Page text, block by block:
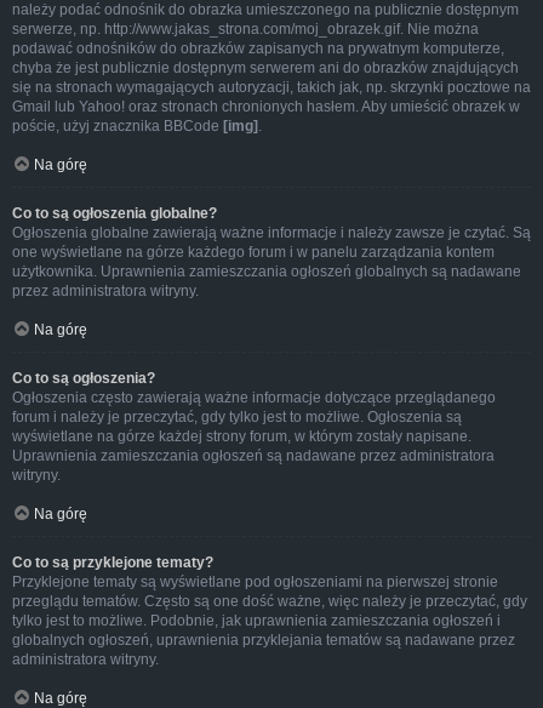
należy podać odnośnik do obrazka umieszczonego na publicznie dostępnym
serwerze, np. http://www.jakas_strona.com/moj_obrazek.gif. Nie można
podawać odnośników do obrazków zapisanych na prywatnym komputerze,
chyba że jest publicznie dostępnym serwerem ani do obrazków znajdujących
się na stronach wymagających autoryzacji, takich jak, np. skrzynki pocztowe na
Gmail lub Yahoo! oraz stronach chronionych hasłem. Aby umieścić obrazek w
poście, użyj znacznika BBCode [img] .
Na górę
Co to są ogłoszenia globalne?
Ogłoszenia globalne zawierają ważne informacje i należy zawsze je czytać. Są
one wyświetlane na górze każdego forum i w panelu zarządzania kontem
użytkownika. Uprawnienia zamieszczania ogłoszeń globalnych są nadawane
przez administratora witryny.
Na górę
Co to są ogłoszenia?
Ogłoszenia często zawierają ważne informacje dotyczące przeglądanego
forum i należy je przeczytać, gdy tylko jest to możliwe. Ogłoszenia są
wyświetlane na górze każdej strony forum, w którym zostały napisane.
Uprawnienia zamieszczania ogłoszeń są nadawane przez administratora
witryny.
Na górę
Co to są przyklejone tematy?
Przyklejone tematy są wyświetlane pod ogłoszeniami na pierwszej stronie
przeglądu tematów. Często są one dość ważne, więc należy je przeczytać, gdy
tylko jest to możliwe. Podobnie, jak uprawnienia zamieszczania ogłoszeń i
globalnych ogłoszeń, uprawnienia przyklejania tematów są nadawane przez
administratora witryny.
Na górę